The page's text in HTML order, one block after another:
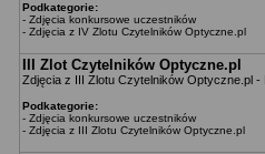
Podkategorie:
- Zdjęcia konkursowe uczestników
- Zdjęcia z IV Zlotu Czytelników Optyczne.pl
III Zlot Czytelników Optyczne.pl
Zdjęcia z III Zlotu Czytelników Optyczne.pl -
Podkategorie:
- Zdjęcia konkursowe uczestników
- Zdjęcia z III Zlotu Czytelników Optyczne.pl